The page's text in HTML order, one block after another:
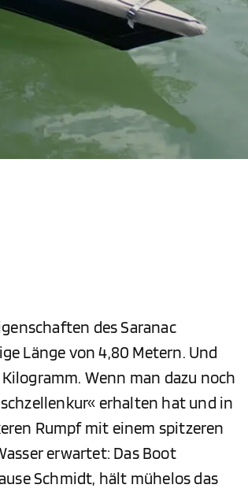
des Saranac
Länge von 4,80 Metern. Und
Wenn man dazu noch
erhalten hat und in
Rumpf mit einem spitzeren
erwartet: Das Boot
Schmidt, hält mühelos das